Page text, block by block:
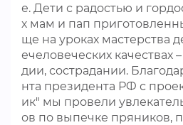
е. Дети с радостью и
х мам и пап
ще на уроках мастерства
ечеловеческих качествах
дии, сострадании.
нта президента РФ с
ик" мы провели
ов по выпечке пряников,